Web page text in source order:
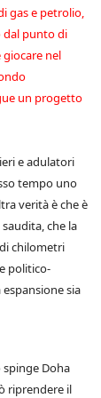
gas e petrolio,
dal punto di
nel
un progetto
e adulatori
tempo uno
verità è che è
che la
chilometri
politico-
sia
Doha
riprendere il